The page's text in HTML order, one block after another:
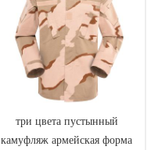
три цвета пустынный
камуфляж армейская форма